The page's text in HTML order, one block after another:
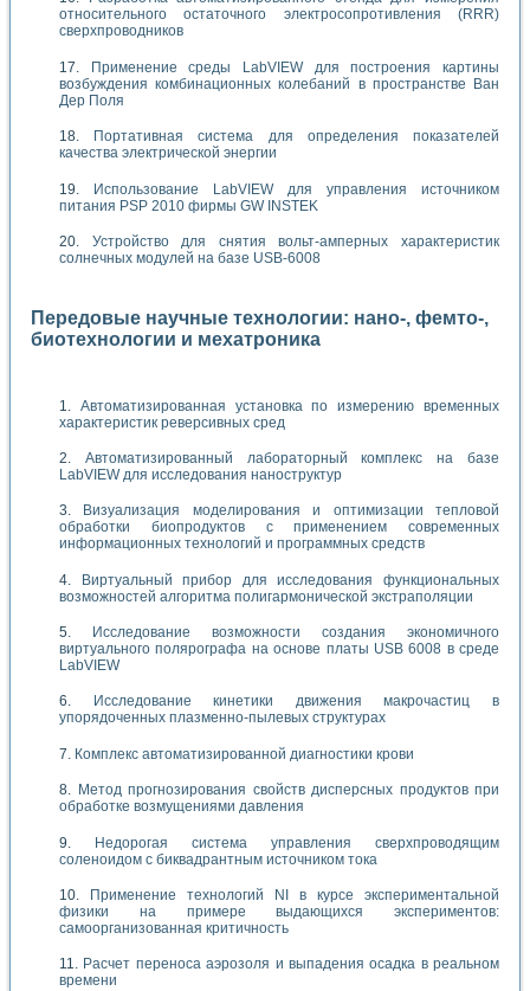
относительного остаточного электросопротивления (RRR)
сверхпроводников
Применение среды LabVIEW для построения картины
возбуждения комбинационных колебаний в пространстве Ван
Дер Поля
Портативная система для определения показателей
качества электрической энергии
Использование LabVIEW для управления источником
питания PSP 2010 фирмы GW INSTEK
Устройство для снятия вольт-амперных характеристик
солнечных модулей на базе USB-6008
Передовые научные технологии: нано-, фемто-,
биотехнологии и мехатроника
Автоматизированная установка по измерению временных
характеристик реверсивных сред
Автоматизированный лабораторный комплекс на базе
LabVIEW для исследования наноструктур
Визуализация моделирования и оптимизации тепловой
обработки биопродуктов с применением современных
информационных технологий и программных средств
Виртуальный прибор для исследования функциональных
возможностей алгоритма полигармонической экстраполяции
Исследование возможности создания экономичного
виртуального полярографа на основе платы USB 6008 в среде
LabVIEW
Исследование кинетики движения макрочастиц в
упорядоченных плазменно-пылевых структурах
Комплекс автоматизированной диагностики крови
Метод прогнозирования свойств дисперсных продуктов при
обработке возмущениями давления
Недорогая система управления сверхпроводящим
соленоидом с биквадрантным источником тока
Применение технологий NI в курсе экспериментальной
физики на примере выдающихся экспериментов:
самоорганизованная критичность
Расчет переноса аэрозоля и выпадения осадка в реальном
времени